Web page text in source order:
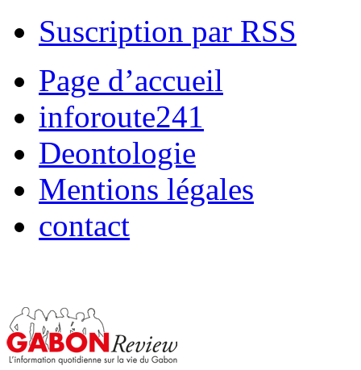
Suscription par RSS
Page d’accueil
inforoute241
Deontologie
Mentions légales
contact